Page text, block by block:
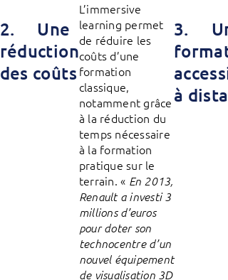
2. Une
réduction
des coûts
L’immersive
learning permet
de réduire les
coûts d’une
formation
classique,
notamment grâce
à la réduction du
temps nécessaire
à la formation
pratique sur le
terrain. « En 2013,
Renault a investi 3
millions d’euros
pour doter son
technocentre d’un
nouvel équipement
de visualisation 3D
3.
à